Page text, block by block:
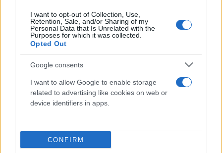
I want to opt-out of Collection, Use,
Retention, Sale, and/or Sharing of my
Personal Data that Is Unrelated with the
Purposes for which it was collected.
Opted Out
Google consents
I want to allow Google to enable storage
related to advertising like cookies on web or
device identifiers in apps.
CONFIRM